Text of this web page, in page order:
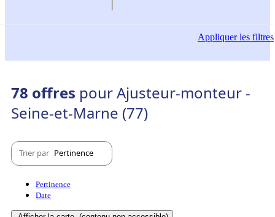
Appliquerles filtres
78 offres pour Ajusteur-monteur -
Seine-et-Marne (77)
Trier par Pertinence
Pertinence
Date